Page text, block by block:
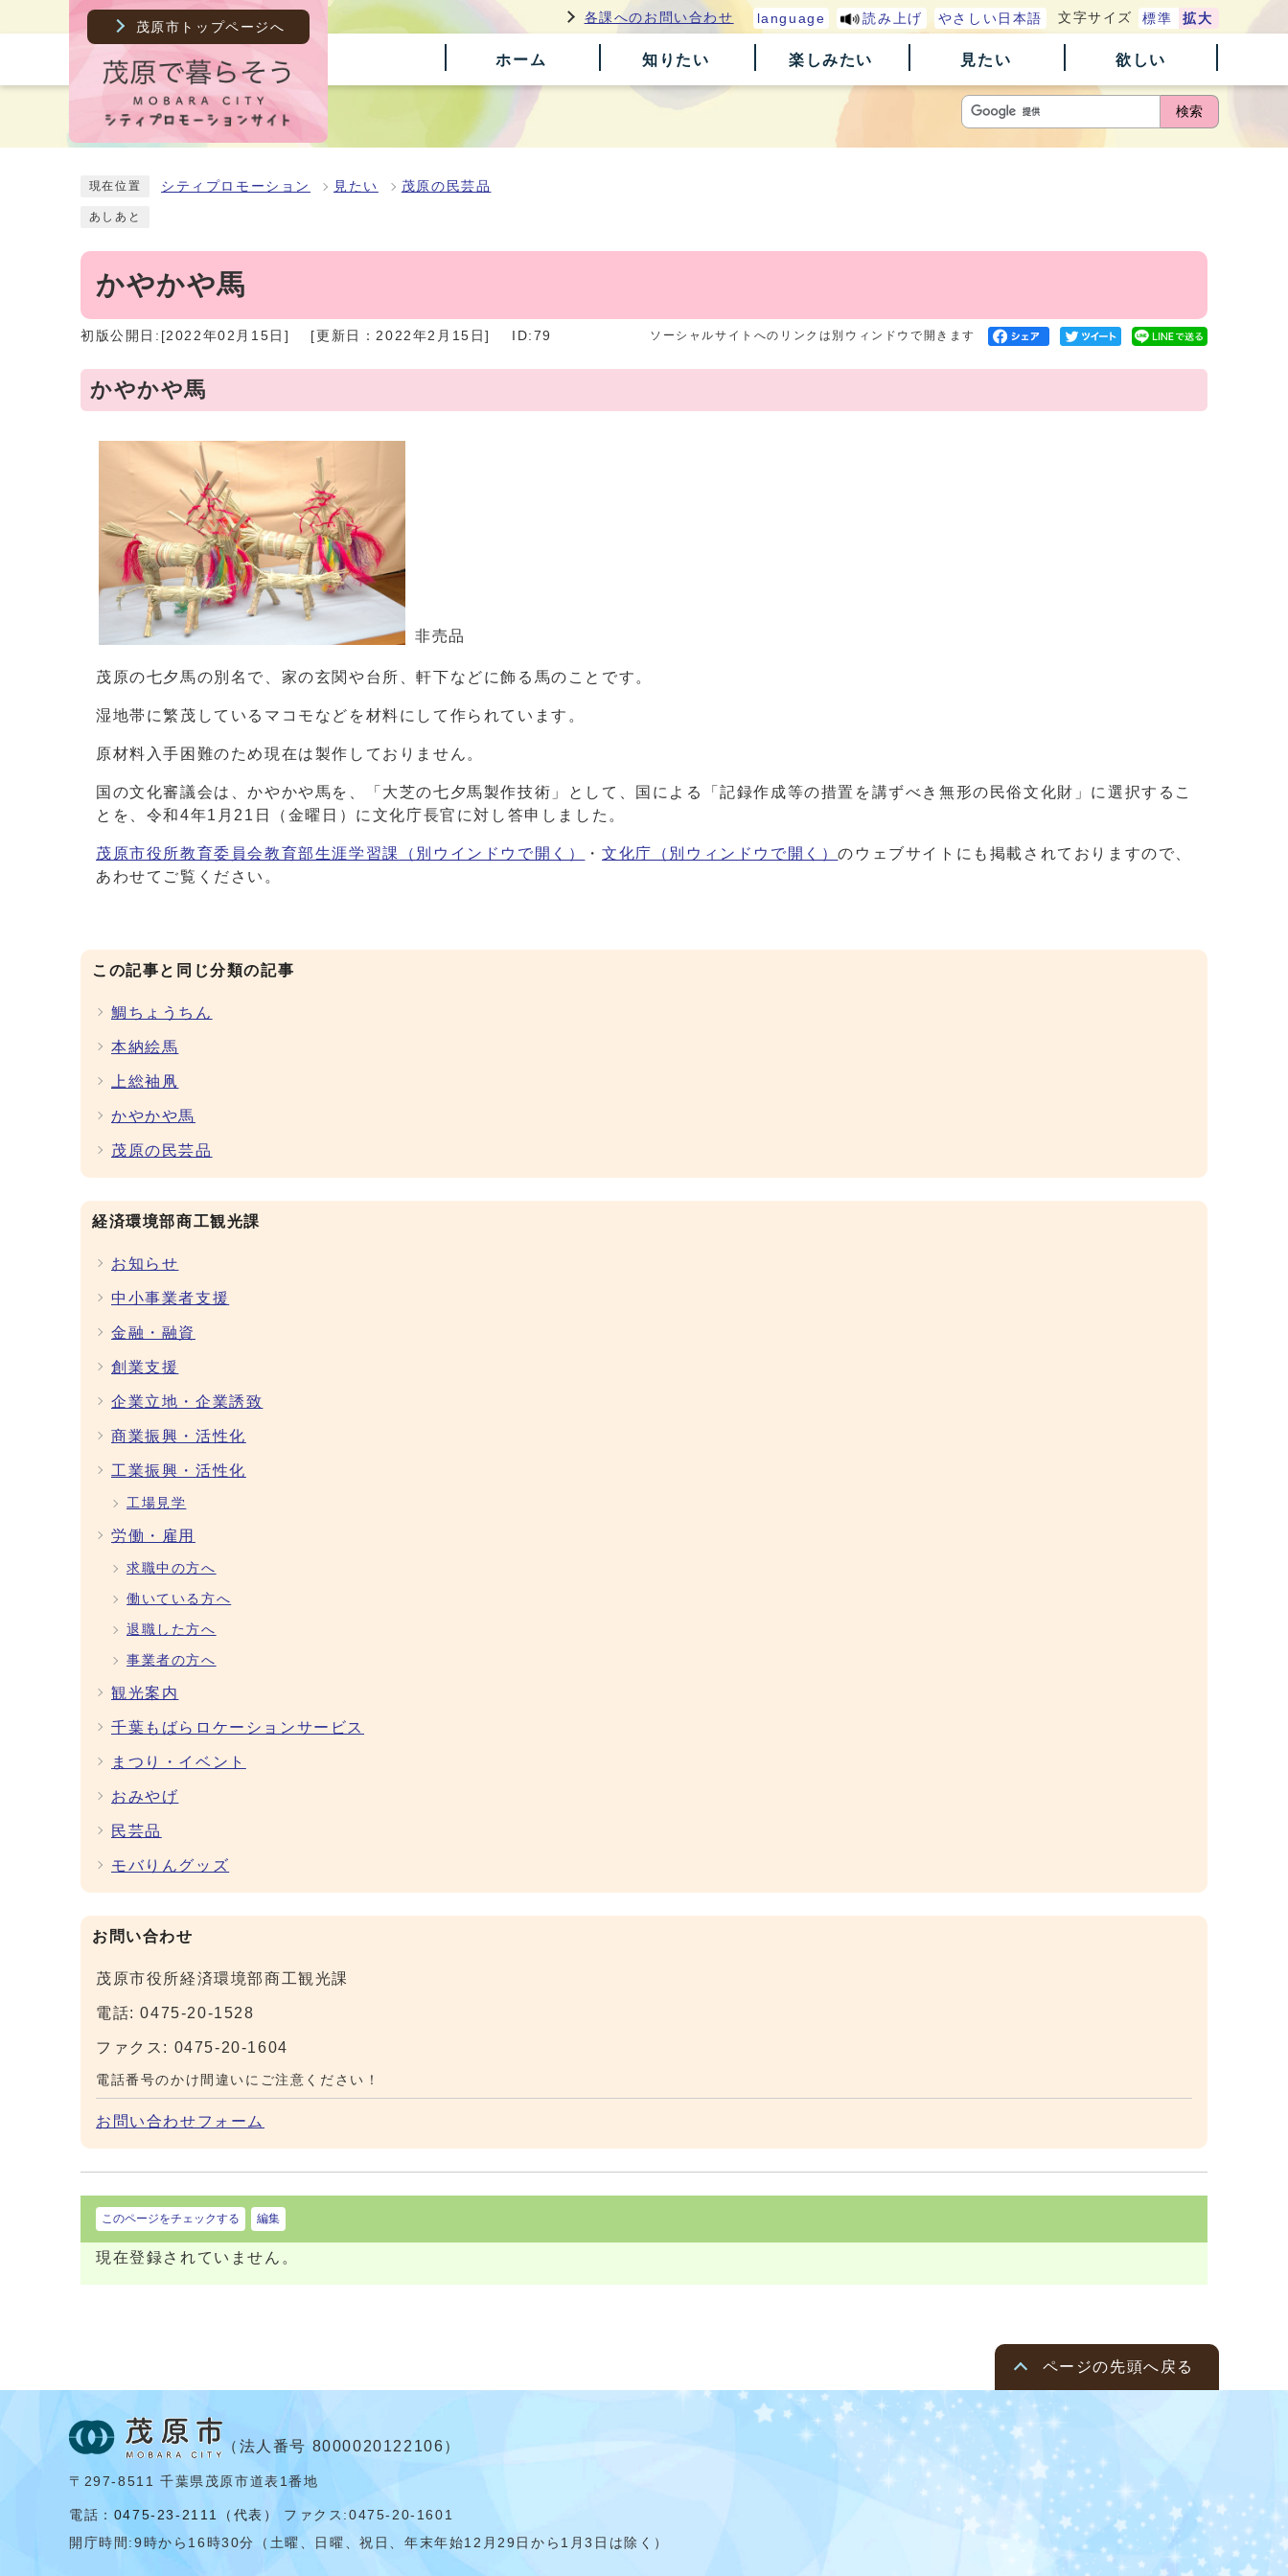
茂原市トップページへ
各課へのお問い合わせ language 読み上げ やさしい日本語 文字サイズ 標準 拡大
ホーム 知りたい 楽しみたい 見たい 欲しい
検索
現在位置 シティプロモーション 見たい 茂原の民芸品
あしあと
かやかや馬
初版公開日:[2022年02月15日] [更新日：2022年2月15日] ID:79 ソーシャルサイトへのリンクは別ウィンドウで開きます
かやかや馬
非売品
茂原の七夕馬の別名で、家の玄関や台所、軒下などに飾る馬のことです。
湿地帯に繁茂しているマコモなどを材料にして作られています。
原材料入手困難のため現在は製作しておりません。
国の文化審議会は、かやかや馬を、「大芝の七夕馬製作技術」として、国による「記録作成等の措置を講ずべき無形の民俗文化財」に選択するこ
とを、令和4年1月21日（金曜日）に文化庁長官に対し答申しました。
茂原市役所教育委員会教育部生涯学習課 （別ウインドウで開く） ・文化庁（別ウィンドウで開く）のウェブサイトにも掲載されておりますので、
あわせてご覧ください。
この記事と同じ分類の記事
鯛ちょうちん
本納絵馬
上総袖凧
かやかや馬
茂原の民芸品
経済環境部商工観光課
お知らせ
中小事業者支援
金融・融資
創業支援
企業立地・企業誘致
商業振興・活性化
工業振興・活性化
工場見学
労働・雇用
求職中の方へ
働いている方へ
退職した方へ
事業者の方へ
観光案内
千葉もばらロケーションサービス
まつり・イベント
おみやげ
民芸品
モバりんグッズ
お問い合わせ
茂原市役所経済環境部商工観光課
電話: 0475-20-1528
ファクス: 0475-20-1604
電話番号のかけ間違いにご注意ください！
お問い合わせフォーム
このページをチェックする 編集
現在登録されていません。
ページの先頭へ戻る
（法人番号 8000020122106）
〒297-8511 千葉県茂原市道表1番地
電話： 0475-23-2111（代表）
ファクス:0475-20-1601
開庁時間:9時から16時30分（土曜、日曜、祝日、年末年始12月29日から1月3日は除く）